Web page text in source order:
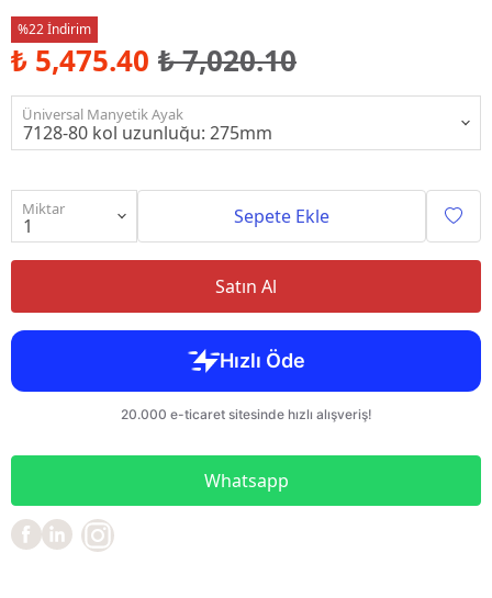
%22 İndirim
₺ 5,475.40 ₺ 7,020.10
Üniversal Manyetik Ayak
Miktar Sepete Ekle
Satın Al
Whatsapp